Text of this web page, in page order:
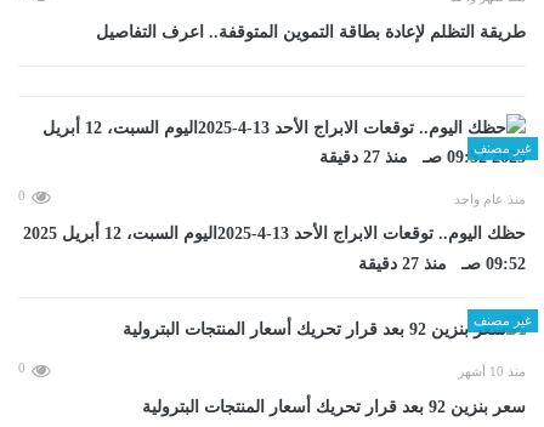
طريقة التظلم لإعادة بطاقة التموين المتوقفة.. اعرف التفاصيل
غير مصنف
منذ عام واحد 0
حظك اليوم.. توقعات الابراج الأحد 13-4-2025اليوم السبت، 12 أبريل 2025
09:52 صـ منذ 27 دقيقة
غير مصنف
منذ 10 أشهر 0
سعر بنزين 92 بعد قرار تحريك أسعار المنتجات البترولية